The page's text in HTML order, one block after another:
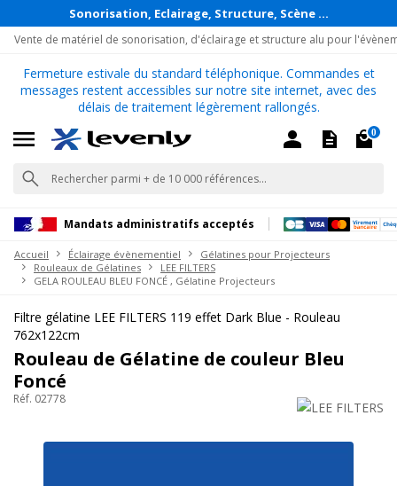
Sonorisation, Eclairage, Structure, Scène ...
Vente de matériel de sonorisation, d'éclairage et structure alu pour
Fermeture estivale du standard téléphonique. Commandes et
messages restent accessibles sur notre site internet, avec des
délais de traitement légèrement rallongés.
0
Mandats administratifs acceptés
Accueil Éclairage évènementiel
Gélatines pour Projecteurs
Rouleaux de Gélatines
LEE FILTERS
GELA ROULEAU BLEU FONCÉ , Gélatine Projecteurs
Filtre gélatine LEE FILTERS 119 effet Dark Blue - Rouleau
762x122cm
Rouleau de Gélatine de couleur Bleu
Foncé
Réf. 02778